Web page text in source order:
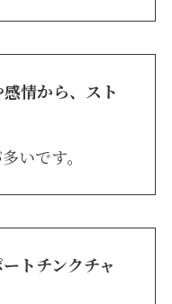
情から、スト
いです。
トチンクチャ